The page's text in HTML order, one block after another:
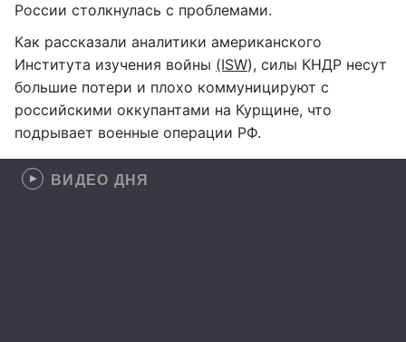
России столкнулась с проблемами.
Как рассказали аналитики американского
Института изучения войны (ISW), силы КНДР несут
большие потери и плохо коммуницируют с
российскими оккупантами на Курщине, что
подрывает военные операции РФ.
ВИДЕО ДНЯ